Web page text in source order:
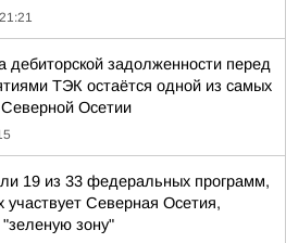
дебиторской задолженности перед
ТЭК остаётся одной из самых
Осетии
19 из 33 федеральных программ,
участвует Северная Осетия,
зону"